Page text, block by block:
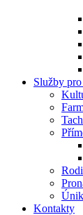
Služby
Kontakty